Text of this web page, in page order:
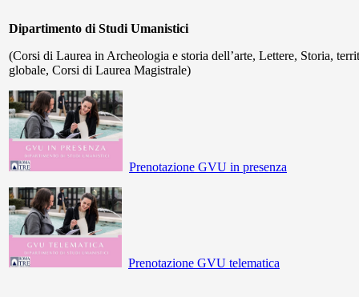
Dipartimento di Studi Umanistici
(Corsi di Laurea in Archeologia e storia dell’arte, Lettere, Storia,
globale, Corsi di Laurea Magistrale)
Prenotazione GVU in presenza
Prenotazione GVU telematica